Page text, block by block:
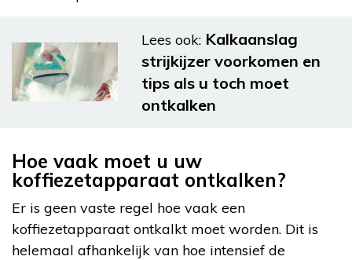
Lees ook: Kalkaanslag
strijkijzer voorkomen en
tips als u toch moet
ontkalken
Hoe vaak moet u uw
koffiezetapparaat ontkalken?
Er is geen vaste regel hoe vaak een
koffiezetapparaat ontkalkt moet worden. Dit is
helemaal afhankelijk van hoe intensief de